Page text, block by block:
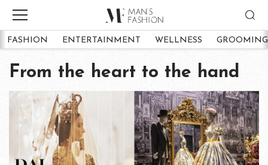
FASHION ENTERTAINMENT WELLNESS GROOMING
From the heart to the hand